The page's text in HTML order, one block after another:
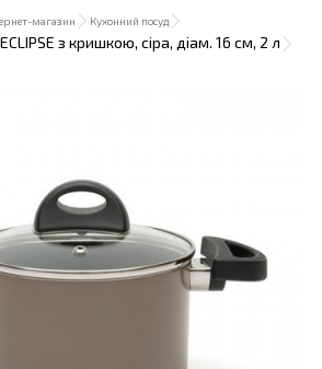
магазин Кухонний посуд
з кришкою, сіра, діам. 16 см, 2 л